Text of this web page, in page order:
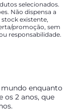
selecionados.
Não dispensa a
existente,
promoção, sem
responsabilidade.
mundo enquanto
os 2 anos, que